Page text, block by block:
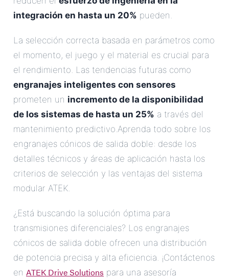
integración en hasta un 20% pueden.
La selección correcta basada en parámetros como
el momento, el juego y el material es crucial para
el rendimiento. Las tendencias futuras como
engranajes inteligentes con sensores
prometen un incremento de la disponibilidad
de los sistemas de hasta un 25% a través del
mantenimiento predictivo.Aprenda todo sobre los
engranajes cónicos de salida doble: desde los
detalles técnicos y áreas de aplicación hasta los
criterios de selección y las ventajas del sistema
modular ATEK.
¿Está buscando la solución óptima para
transmisiones diferenciales? Los engranajes
cónicos de salida doble ofrecen una distribución
de potencia precisa y alta eficiencia. ¡Contáctenos
en ATEK Drive Solutions para una asesoría